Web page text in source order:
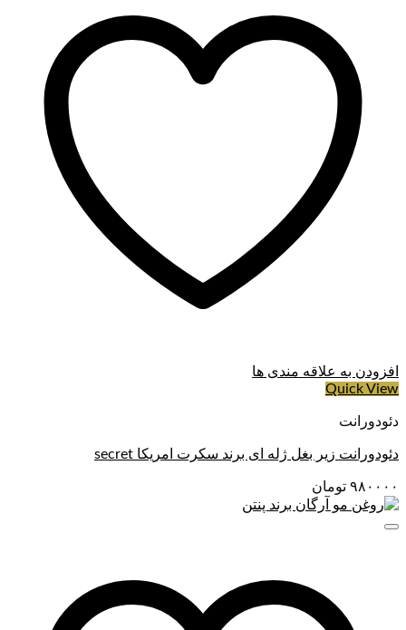
افزودن به علاقه مندی ها
Quick View
دئودورانت
دئودورانت زیر بغل ژله ای برند سکرت امریکا secret
۹۸۰۰۰۰ تومان